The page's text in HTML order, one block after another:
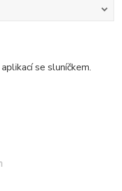
se sluníčkem.